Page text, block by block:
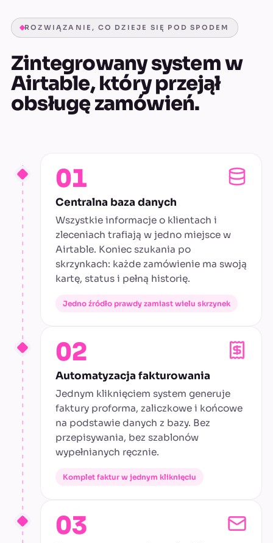
ROZWIĄZANIE, CO DZIEJE SIĘ POD SPODEM
Zintegrowany system w
Airtable, który przejął
obsługę zamówień.
01
Centralna baza danych
Wszystkie informacje o klientach i
zleceniach trafiają w jedno miejsce w
Airtable. Koniec szukania po
skrzynkach: każde zamówienie ma swoją
kartę, status i pełną historię.
Jedno źródło prawdy zamiast wielu skrzynek
02
Automatyzacja fakturowania
Jednym kliknięciem system generuje
faktury proforma, zaliczkowe i końcowe
na podstawie danych z bazy. Bez
przepisywania, bez szablonów
wypełnianych ręcznie.
Komplet faktur w jednym kliknięciu
03